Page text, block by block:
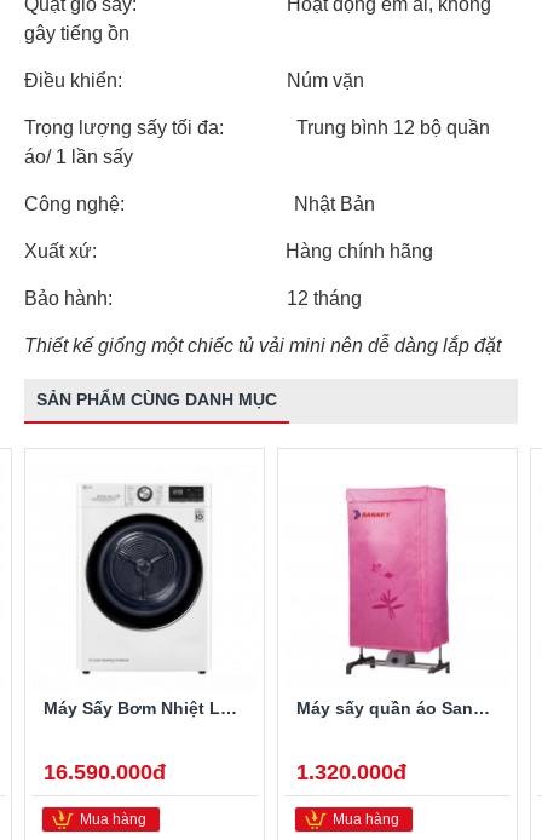
Quạt gió sấy: Hoạt động êm ái, không
gây tiếng ồn
Điều khiển: Núm vặn
Trọng lượng sấy tối đa: Trung bình 12 bộ quần
áo/ 1 lần sấy
Công nghệ: Nhật Bản
Xuất xứ: Hàng chính hãng
Bảo hành: 12 tháng
Thiết kế giống một chiếc tủ vải mini nên dễ dàng lắp đặt
SẢN PHẨM CÙNG DANH MỤC
Máy Sấy Bơm Nhiệt LG 9 Kg DVHP09W
16.590.000đ
Mua hàng
Máy sấy quần áo Sanaky SNK-12VUV
1.320.000đ
Mua hàng